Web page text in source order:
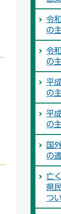
令
の
令
の
平
の
平
の
国
の
亡
県
つ